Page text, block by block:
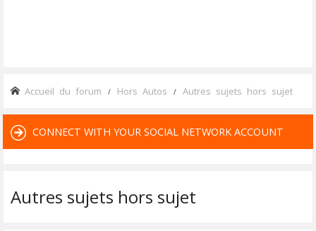
Accueil du forum Hors Autos Autres sujets hors sujet
CONNECT WITH YOUR SOCIAL NETWORK ACCOUNT
Autres sujets hors sujet